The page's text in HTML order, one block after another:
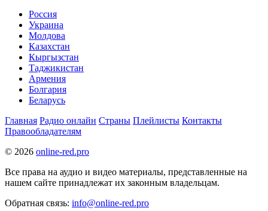
Россия
Украина
Молдова
Казахстан
Кыргызстан
Таджикистан
Армения
Болгария
Беларусь
Главная Радио онлайн Страны Плейлисты Контакты
Правообладателям
© 2026 online-red.pro
Все права на аудио и видео материалы, представленные на
нашем сайте принадлежат их законным владельцам.
Обратная связь: info@online-red.pro